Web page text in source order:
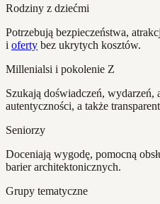
Rodziny z dziećmi
Potrzebują bezpieczeństwa,
i oferty bez ukrytych kosztów.
Millenialsi i pokolenie Z
Szukają doświadczeń,
autentyczności, a także
Seniorzy
Doceniają wygodę, pomocną
barier architektonicznych.
Grupy tematyczne